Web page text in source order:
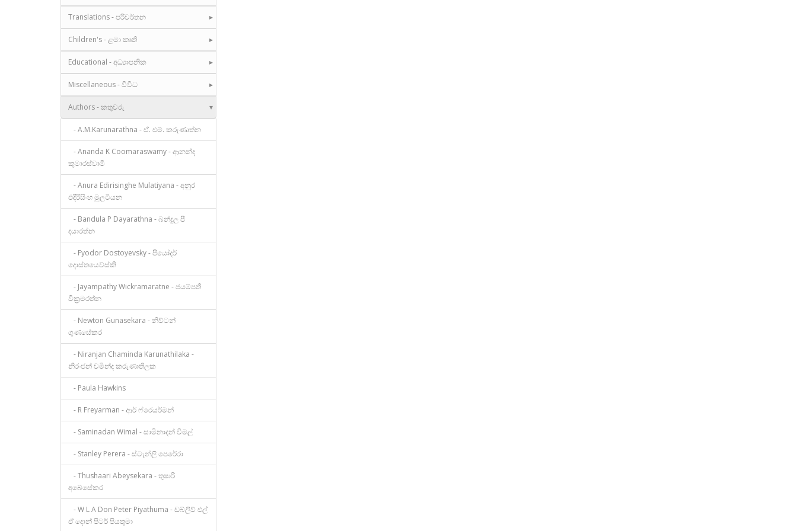
Translations - පරිවර්තන
Children's - ළමා කෘති
Educational - අධ්‍යාපනික
Miscellaneous - විවිධ
Authors - කතුවරු
- A.M.Karunarathna - ඒ. එම්. කරුණාත්න
- Ananda K Coomaraswamy - ආනන්ද
කුමාරස්වාමි
- Anura Edirisinghe Mulatiyana - අනුර
එදිරිසිංහ මුලටියන
- Bandula P Dayarathna - බන්දුල පී
දයාරත්න
- Fyodor Dostoyevsky - පියෝදර්
දොස්තයෙව්ස්කි
- Jayampathy Wickramaratne - ජයම්පතී
වික්‍රමරත්න
- Newton Gunasekara - නිව්ටන්
ගුණසේකර
- Niranjan Chaminda Karunathilaka -
නිරංජන් චමින්ද කරුණාතිලක
- Paula Hawkins
- R Freyarman - ආර් ෆ්රෙයර්මන්
- Saminadan Wimal - සාමිනාදන් විමල්
- Stanley Perera - ස්ටැන්ලි පෙරේරා
- Thushaari Abeysekara - තුෂාරි
අබේසේකර
- W L A Don Peter Piyathuma - ඩබ්ලිව් එල්
ඒ දොන් පීටර් පියතුමා